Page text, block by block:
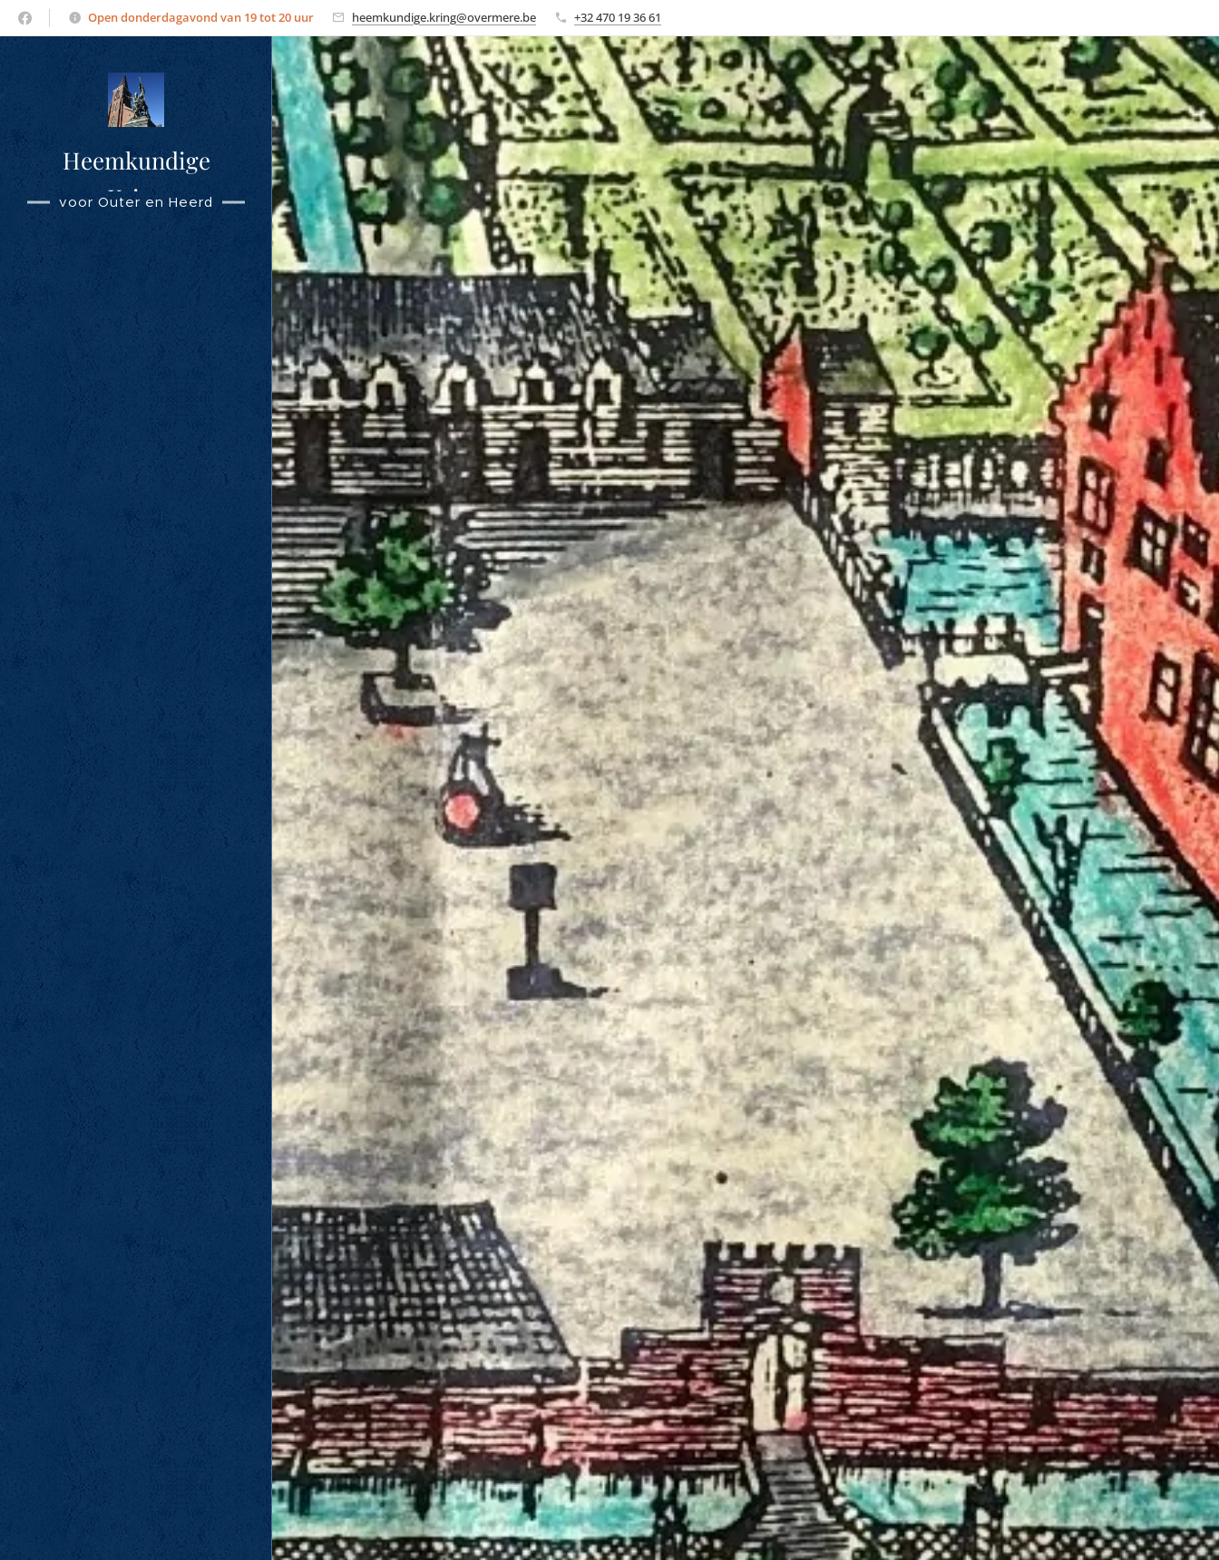
Open donderdagavond van 19 tot 20 uur heemkundige.kring@overmere.be +32 470 19 36 61
Heemkundige
Kring
Overmere
voor Outer en Heerd